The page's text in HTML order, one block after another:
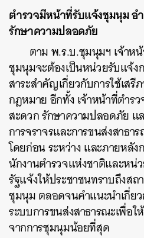
ตำรวจมีหน้าที่รับแจ้งชุมนุม อ
รักษาความปลอดภัย
ตาม พ.ร.บ.ชุมนุมฯ เจ้าห
ชุมนุมจะต้องเป็นหน่วยรับแจ้
สาระสำคัญเกี่ยวกับการใช้เส
กฎหมาย อีกทั้ง เจ้าหน้าที่ตำร
สะดวก รักษาความปลอดภัย แ
การจราจรและการขนส่งสาธ
โดยก่อน ระหว่าง และภายหลั
นักงานตํารวจแห่งชาติและหน่
รัฐแจ้งให้ประชาชนทราบถึงสถ
ชุมนุม ตลอดจนคําแนะนําเกี่ยว
ระบบการขนส่งสาธารณะเพื่อ
จากการชุมนุมน้อยที่สุด